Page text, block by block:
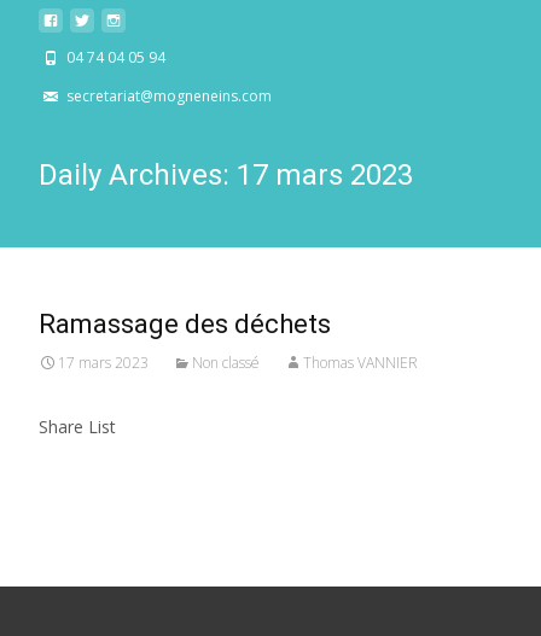
04 74 04 05 94
secretariat@mogneneins.com
Daily Archives: 17 mars 2023
Ramassage des déchets
17 mars 2023 Non classé Thomas VANNIER
Share List